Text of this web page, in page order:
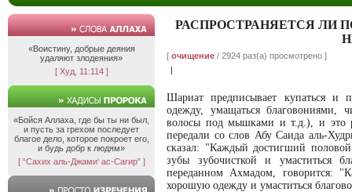
«Воистину, добрые деяния
удаляют злодеяния»
[ Худ, 11:114 ]
«Бойся Аллаха, где бы ты ни был,
и пусть за грехом последует
благое дело, которое покроет его,
и будь добр к людям»
[ “Сахих аль-Джами‘ ас-Сагир” ]
РАСПРОСТРАНЯЕТСЯ ЛИ
[ очищение / 2924 раз(а) просмотрено ]
|
Шариат предписывает купаться и
одежду, умащаться благовониями,
волосы под мышками и т.д.), и это
передали со слов Абу Саида аль-
сказал: "Каждый достигший половой
зубы зубочисткой и умаститься
переданном Ахмадом, говорится:
хорошую одежду и умаститься